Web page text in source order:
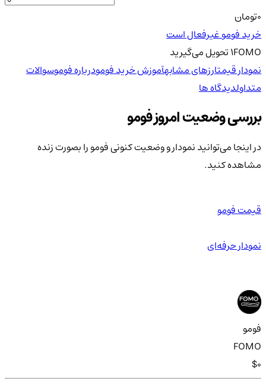
تومان
خرید فومو غیرفعال است
1FOMO تحویلمی‌گیرید
نمودار قیمتارزهای مشابهآموزش خرید فومودرباره فوموسوالات
متداولدیدگاه ها
بررسی وضعیت امروز فومو
در اینجا می‌توانید نمودار و وضعیت کنونی فومو را بصورت زنده
مشاهده کنید.
قیمت فومو
نمودار حرفه‌ای
فومو
FOMO
$0